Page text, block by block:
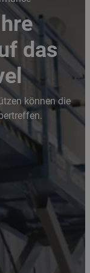
das
können die